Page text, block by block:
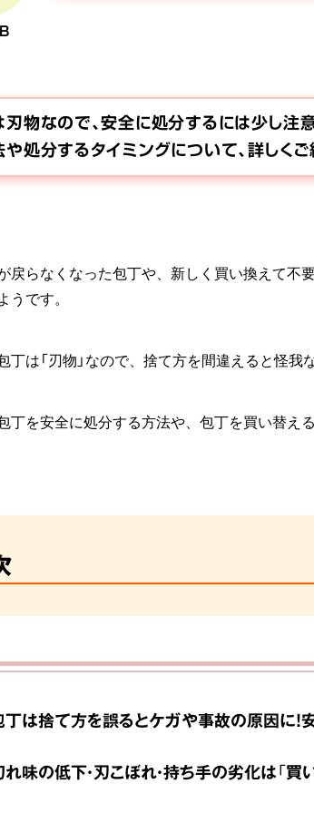
物なので、安全に処分するには少し注
処分するタイミングについて、詳しくご
戻らなくなった包丁や、新しく買い換えて
うです。
丁は「刃物」なので、捨て方を間違えると怪我
丁を安全に処分する方法や、包丁を買い替え
丁は捨て方を誤るとケガや事故の原因に！
味の低下・刃こぼれ・持ち手の劣化は「買